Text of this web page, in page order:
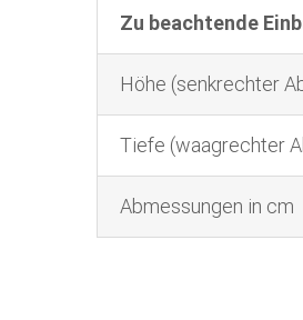
Zu beachtende
Höhe (senkrechter
Tiefe (waagrechter
Abmessungen in cm